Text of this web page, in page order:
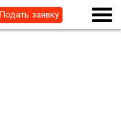
Подать заявку